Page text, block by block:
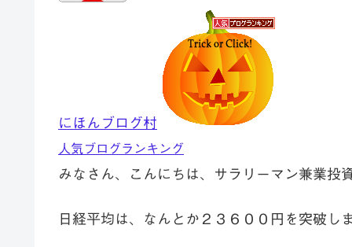
にほんブログ村
人気ブログランキング
みなさん、こんにちは、サラリーマン兼業投
日経平均は、なんとか２３６００円を突破